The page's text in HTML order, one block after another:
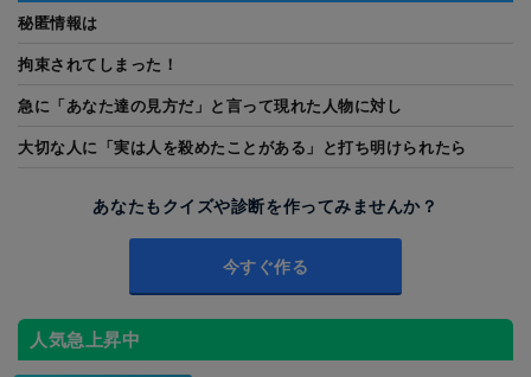
秘匿情報は
拘束されてしまった！
急に「あなた達の見方だ」と言って現れた人物に対し
大切な人に「実は人を殺めたことがある」と打ち明けられたら
あなたもクイズや診断を作ってみませんか？
今すぐ作る
人気急上昇中